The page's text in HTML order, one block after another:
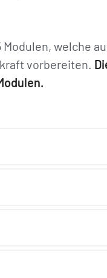
Modulen, welche
vorbereiten.